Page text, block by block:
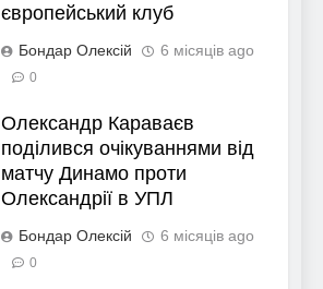
європейський клуб
Бондар Олексій 6 місяців ago
0
Олександр Караваєв
поділився очікуваннями від
матчу Динамо проти
Олександрії в УПЛ
Бондар Олексій 6 місяців ago
0